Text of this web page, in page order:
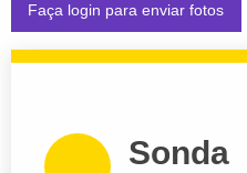
Faça login para enviar fotos
Sonda